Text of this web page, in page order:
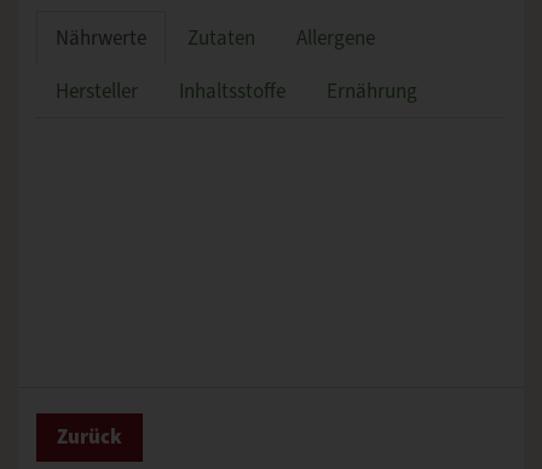
Nährwerte Zutaten
Allergene
Hersteller
Inhaltsstoffe Ernährung
Zurück